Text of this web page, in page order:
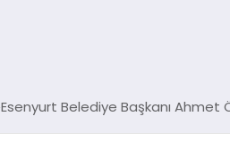
Esenyurt Belediye Başkanı Ahmet